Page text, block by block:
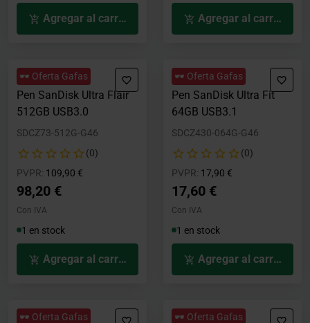
Agregar al carrito Agregar al carrito
🕶️ Oferta Gafas
Pen SanDisk Ultra Flair
512GB USB3.0
SDCZ73-512G-G46
(0)
PVPR: Precio rebajado desde
109,90 €
98,20 €
Con IVA
1 en stock
Agregar al carrito
🕶️ Oferta Gafas
Pen SanDisk Ultra Fit
64GB USB3.1
SDCZ430-064G-G46
(0)
PVPR: Precio rebajado desde
17,90 €
17,60 €
Con IVA
1 en stock
Agregar al carrito
🕶️ Oferta Gafas 🕶️ Oferta Gafas